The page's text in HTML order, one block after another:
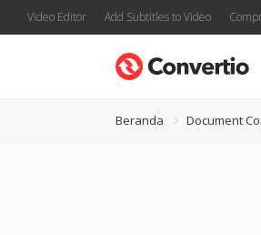
Video Editor Add Subtitles to Video
Beranda Document